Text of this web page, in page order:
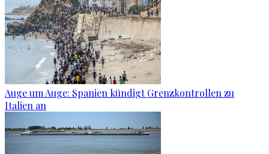
Auge um Auge: Spanien kündigt Grenzkontrollen zu
Italien an